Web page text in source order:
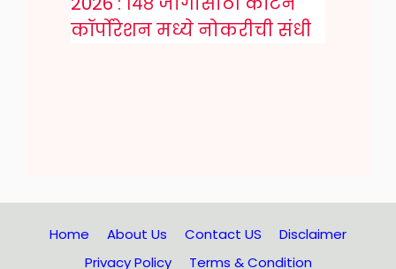
कॉर्पोरेशन मध्ये नोकरीची संधी
Home About Us Contact US
Disclaimer
Privacy Policy
Terms & Condition